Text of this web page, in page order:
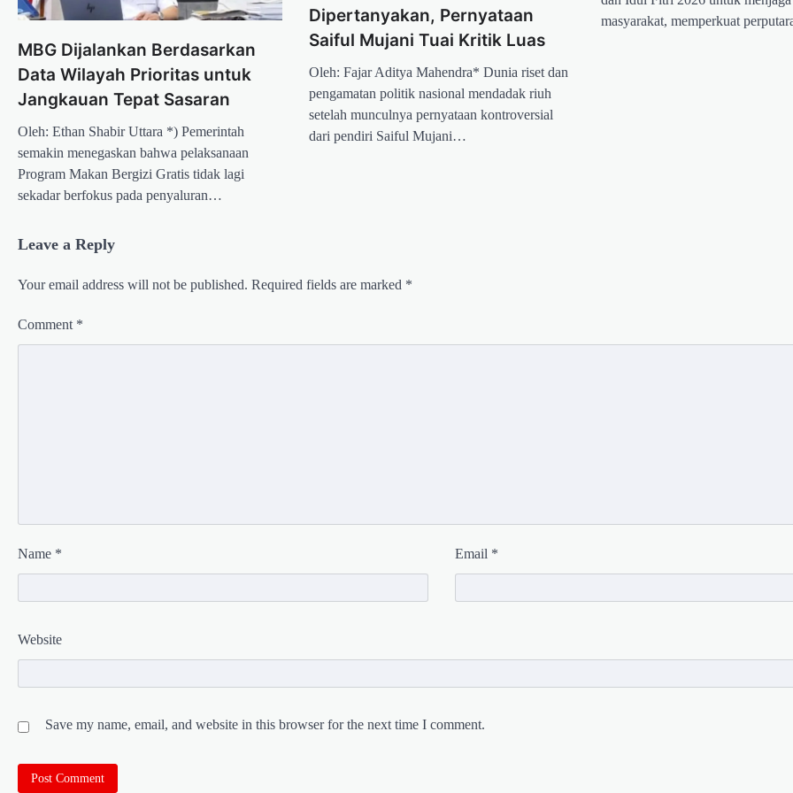
MBG Dijalankan Berdasarkan
Data Wilayah Prioritas untuk
Jangkauan Tepat Sasaran
Oleh: Ethan Shabir Uttara *) Pemerintah
semakin menegaskan bahwa pelaksanaan
Program Makan Bergizi Gratis tidak lagi
sekadar berfokus pada penyaluran…
Dipertanyakan, Pernyataan
Saiful Mujani Tuai Kritik Luas
Oleh: Fajar Aditya Mahendra* Dunia riset dan
pengamatan politik nasional mendadak riuh
setelah munculnya pernyataan kontroversial
dari pendiri Saiful Mujani…
masyarakat, memperkuat
Leave a Reply
Your email address will not be published. Required fields are marked *
Comment *
Name * Email *
Website
Save my name, email, and website in this browser for the next time I comment.